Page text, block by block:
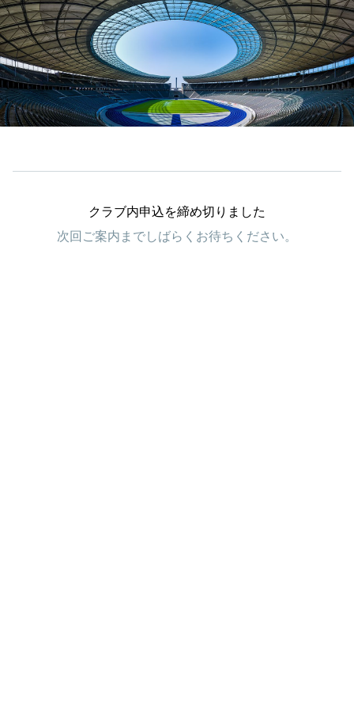
クラブ内申込を締め切りました
次回ご案内までしばらくお待ちください。